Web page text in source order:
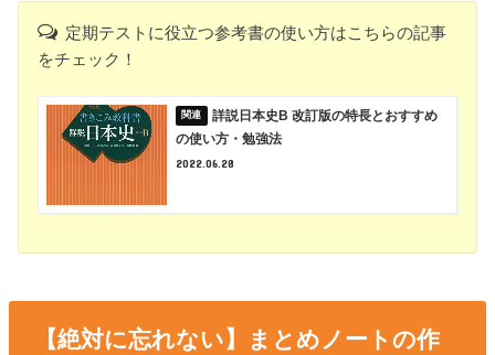
定期テストに役立つ参考書の使い方はこちらの記事
をチェック！
詳説日本史B 改訂版の特長とおすすめ
の使い方・勉強法
2022.06.28
【絶対に忘れない】まとめノートの作